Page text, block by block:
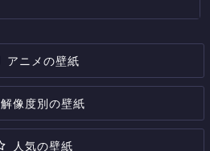
アニメの壁紙
解像度別の壁紙
人気の壁紙